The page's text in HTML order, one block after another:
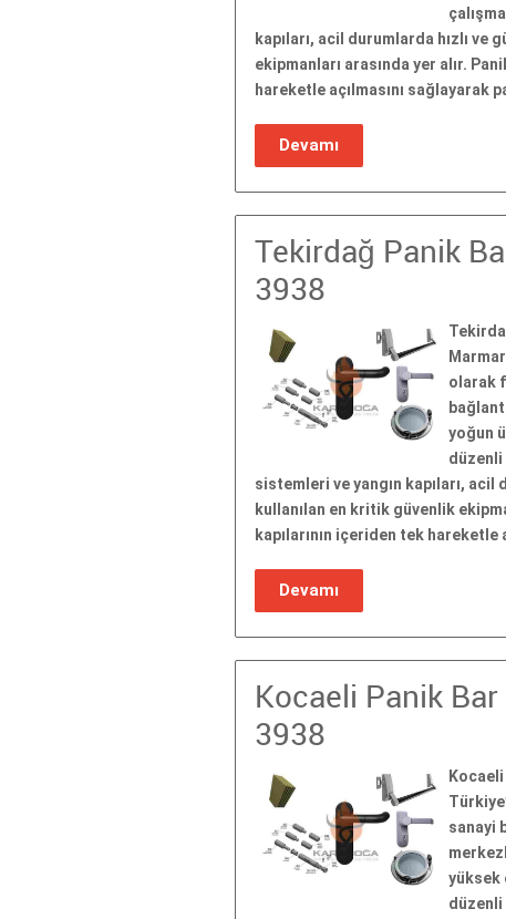
kapıları, acil durumlarda hızlı
ekipmanları arasında yer alır.
hareketle açılmasını sağlayarak
Devamı
Tekirdağ Panik
3938
olarak
yoğun
düzenli
sistemleri ve yangın kapıları,
kullanılan en kritik güvenlik
kapılarının içeriden tek hareketle
Devamı
Kocaeli Panik Bar
3938
sanayi
yüksek
düzenli